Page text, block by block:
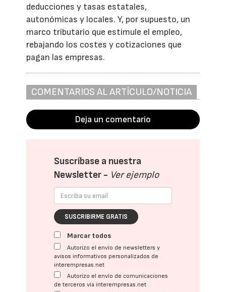
deducciones y tasas estatales,
autonómicas y locales. Y, por supuesto, un
marco tributario que estimule el empleo,
rebajando los costes y cotizaciones que
pagan las empresas.
COMENTARIOS AL ARTÍCULO/NOTICIA
Deja un comentario
Suscríbase a nuestra
Newsletter - Ver ejemplo
SUSCRIBIRME GRATIS
Marcar todos
Autorizo el envío de newsletters y
avisos informativos personalizados de
interempresas.net
Autorizo el envío de comunicaciones
de terceros vía interempresas.net